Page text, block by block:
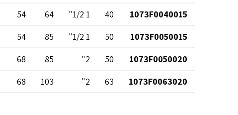
1073F0040015
40
1 1/2"
64
54
1073F0050015
50
1 1/2"
85
54
1073F0050020
50
2"
85
68
1073F0063020
63
2"
103
68